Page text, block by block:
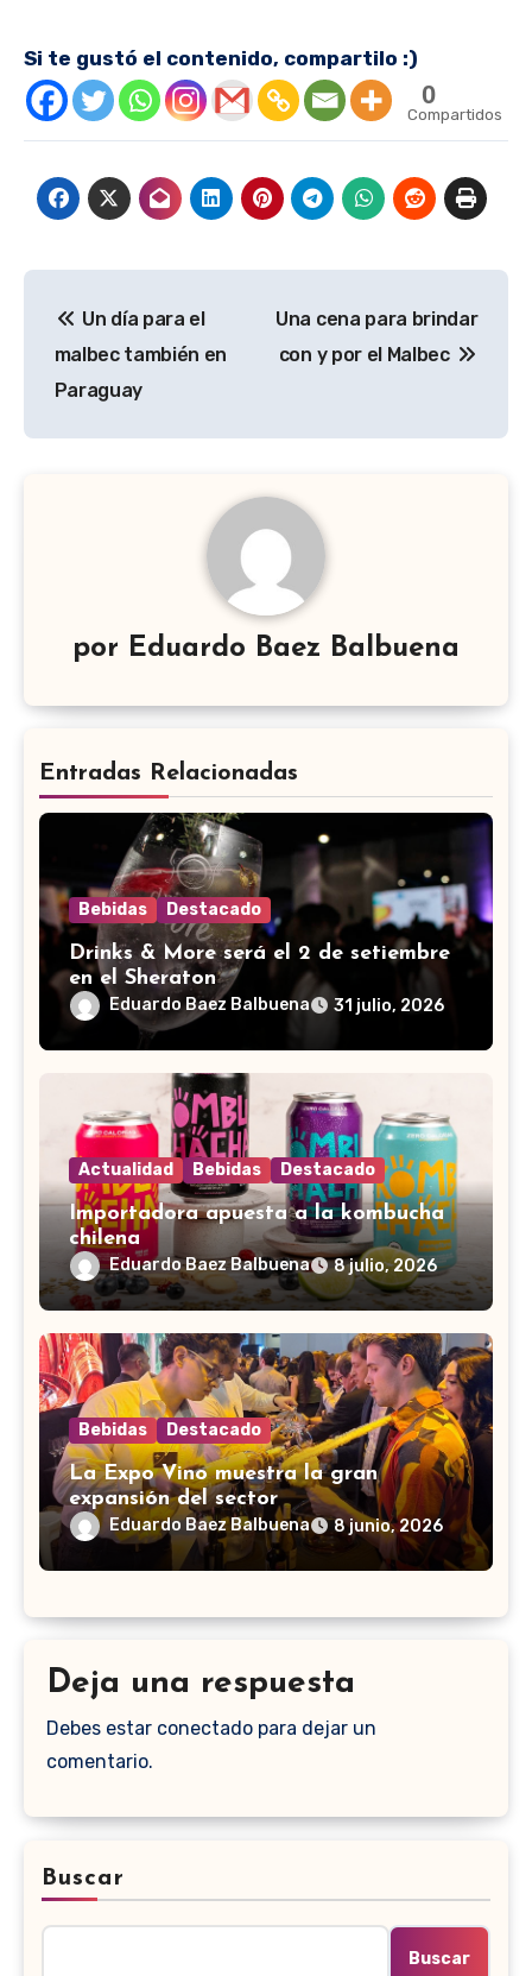
Si te gustó el contenido, compartilo :)
0
Compartidos
de
entradas
Un día para el
malbec también en
Paraguay
Una cena para brindar
con y por el Malbec
por Eduardo Baez Balbuena
Entradas Relacionadas
Bebidas Destacado
Drinks & More será el 2 de setiembre
en el Sheraton
Eduardo Baez Balbuena 31 julio, 2026
Actualidad Bebidas Destacado
Importadora apuesta a la kombucha
chilena
Eduardo Baez Balbuena 8 julio, 2026
Bebidas Destacado
La Expo Vino muestra la gran
expansión del sector
Eduardo Baez Balbuena 8 junio, 2026
Deja una respuesta
Debes estar conectado para dejar un
comentario.
Buscar
Buscar